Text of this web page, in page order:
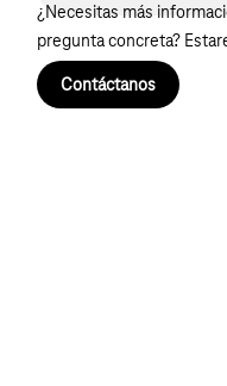
¿Necesitas más
pregunta concreta?
Contáctanos